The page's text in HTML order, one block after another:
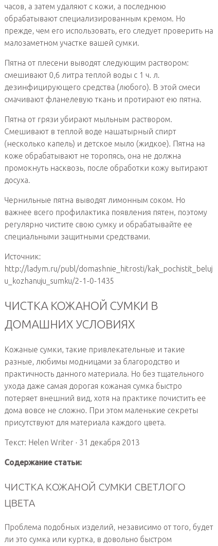
часов, а затем удаляют с кожи, а последнюю
обрабатывают специализированным кремом. Но
прежде, чем его использовать, его следует проверить на
малозаметном участке вашей сумки.
Пятна от плесени выводят следующим раствором:
смешивают 0,6 литра теплой воды с 1 ч. л.
дезинфицирующего средства (любого). В этой смеси
смачивают фланелевую ткань и протирают ею пятна.
Пятна от грязи убирают мыльным раствором.
Смешивают в теплой воде нашатырный спирт
(несколько капель) и детское мыло (жидкое). Пятна на
коже обрабатывают не торопясь, она не должна
промокнуть насквозь, после обработки кожу вытирают
досуха.
Чернильные пятна выводят лимонным соком. Но
важнее всего профилактика появления пятен, поэтому
регулярно чистите свою сумку и обрабатывайте ее
специальными защитными средствами.
Источник:
http://ladym.ru/publ/domashnie_hitrosti/kak_pochistit_beluj
u_kozhanuju_sumku/2-1-0-1435
ЧИСТКА КОЖАНОЙ СУМКИ В
ДОМАШНИХ УСЛОВИЯХ
Кожаные сумки, такие привлекательные и такие
разные, любимы модницами за благородство и
практичность данного материала. Но без тщательного
ухода даже самая дорогая кожаная сумка быстро
потеряет внешний вид, хотя на практике почистить ее
дома вовсе не сложно. При этом маленькие секреты
присутствуют для материала каждого цвета.
Текст: Helen Writer · 31 декабря 2013
Содержание статьи:
ЧИСТКА КОЖАНОЙ СУМКИ СВЕТЛОГО
ЦВЕТА
Проблема подобных изделий, независимо от того, будет
ли это сумка или куртка, в довольно быстром